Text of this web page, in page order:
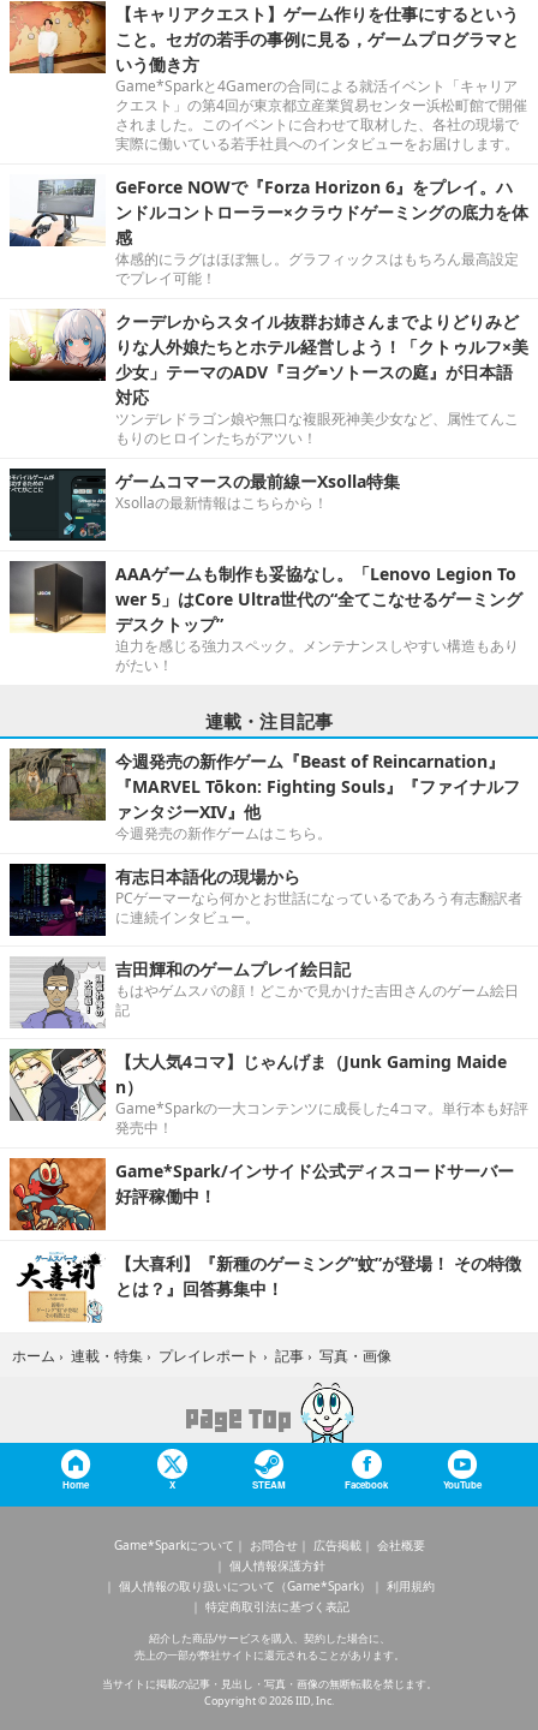
【キャリアクエスト】ゲーム作りを仕事にするという
こと。セガの若手の事例に見る，ゲームプログラマと
いう働き方
Game*Sparkと4Gamerの合同による就活イベント「キャリア
クエスト」の第4回が東京都立産業貿易センター浜松町館で開催
されました。このイベントに合わせて取材した、各社の現場で
実際に働いている若手社員へのインタビューをお届けします。
GeForce NOWで『Forza Horizon 6』をプレイ。ハ
ンドルコントローラー×クラウドゲーミングの底力を体
感
体感的にラグはほぼ無し。グラフィックスはもちろん最高設定
でプレイ可能！
クーデレからスタイル抜群お姉さんまでよりどりみど
りな人外娘たちとホテル経営しよう！「クトゥルフ×美
少女」テーマのADV『ヨグ=ソトースの庭』が日本語
対応
ツンデレドラゴン娘や無口な複眼死神美少女など、属性てんこ
もりのヒロインたちがアツい！
ゲームコマースの最前線ーXsolla特集
Xsollaの最新情報はこちらから！
AAAゲームも制作も妥協なし。「Lenovo Legion To
wer 5」はCore Ultra世代の“全てこなせるゲーミング
デスクトップ”
迫力を感じる強力スペック。メンテナンスしやすい構造もあり
がたい！
連載・注目記事
今週発売の新作ゲーム『Beast of Reincarnation』
『MARVEL Tōkon: Fighting Souls』『ファイナルフ
ァンタジーXIV』他
今週発売の新作ゲームはこちら。
有志日本語化の現場から
PCゲーマーなら何かとお世話になっているであろう有志翻訳者
に連続インタビュー。
吉田輝和のゲームプレイ絵日記
もはやゲムスパの顔！どこかで見かけた吉田さんのゲーム絵日
記
【大人気4コマ】じゃんげま（Junk Gaming Maide
n）
Game*Sparkの一大コンテンツに成長した4コマ。単行本も好評
発売中！
Game*Spark/インサイド公式ディスコードサーバー
好評稼働中！
【大喜利】『新種のゲーミング“蚊”が登場！ その特徴
とは？』回答募集中！
ホーム › 連載・特集 › プレイレポート › 記事 › 写真・画像
Home X STEAM Facebook YouTube
Game*Sparkについて お問合せ 広告掲載
会社概要
個人情報保護方針
個人情報の取り扱いについて（Game*Spark）
利用規約
特定商取引法に基づく表記
紹介した商品/サービスを購入、契約した場合に、
売上の一部が弊社サイトに還元されることがあります。
当サイトに掲載の記事・見出し・写真・画像の無断転載を禁じます。
Copyright © 2026 IID, Inc.